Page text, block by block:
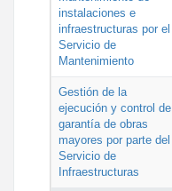
instalaciones e
infraestructuras por el
Servicio de
Mantenimiento
Gestión de la
ejecución y control de
garantía de obras
mayores por parte del
Servicio de
Infraestructuras